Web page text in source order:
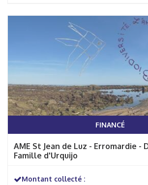
FINANCÉ
AME St Jean de Luz - Erromardie -
Famille d'Urquijo
Montant collecté :